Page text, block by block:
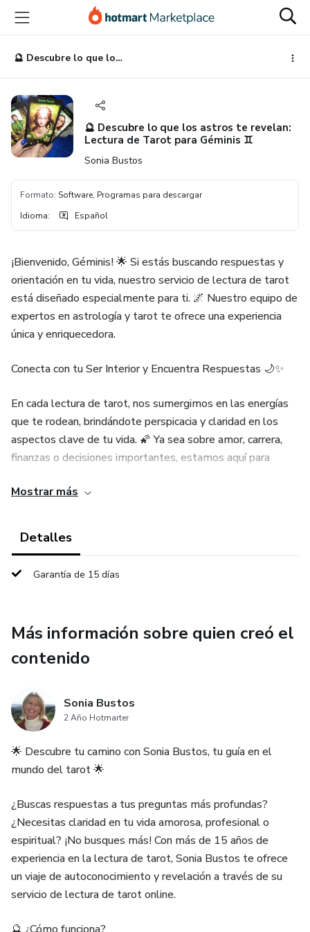
principal
página
de
página
🔮 Descubre lo que los astros te revelan: Lectura de Tarot para Géminis ♊
🔮 Descubre lo que los astros te revelan:
Lectura de Tarot para Géminis ♊
Sonia Bustos
Formato: Software, Programas para descargar
Idioma: Español
¡Bienvenido, Géminis! 🌟 Si estás buscando respuestas y
orientación en tu vida, nuestro servicio de lectura de tarot
está diseñado especialmente para ti. 🌌 Nuestro equipo de
expertos en astrología y tarot te ofrece una experiencia
única y enriquecedora.
Conecta con tu Ser Interior y Encuentra Respuestas 🌙✨
En cada lectura de tarot, nos sumergimos en las energías
que te rodean, brindándote perspicacia y claridad en los
aspectos clave de tu vida. 🌠 Ya sea sobre amor, carrera,
finanzas o decisiones importantes, estamos aquí para
Visualiza tus senderos futuros a través de las cartas del
experiencias venideras. Nuestro equipo no solo te
¿Cómo Funciona?
932 995 463 o visita nuestro sitio web para programar tu
lectura de tarot personalizada.
Conexión Personal 💬: Durante la sesión, te conectamos
con un lector de tarot que comprende tus necesidades y
Respuestas Profundas 🌌: A medida que las cartas se
revelan, recibirás información que te permitirá abordar tus
inquietudes más apremiantes.
Guiando tu Destino con Sabiduría 🔍🌠
Mostrar más
Detalles
Garantía de 15 días
Más información sobre quien creó el
contenido
Sonia Bustos
2 Año Hotmarter
🌟 Descubre tu camino con Sonia Bustos, tu guía en el
mundo del tarot 🌟
¿Buscas respuestas a tus preguntas más profundas?
¿Necesitas claridad en tu vida amorosa, profesional o
espiritual? ¡No busques más! Con más de 15 años de
experiencia en la lectura de tarot, Sonia Bustos te ofrece
un viaje de autoconocimiento y revelación a través de su
servicio de lectura de tarot online.